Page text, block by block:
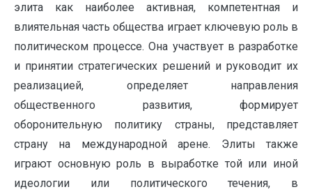
элита как наиболее активная, компетентная и
влиятельная часть общества играет ключевую роль в
политическом процессе. Она участвует в разработке
и принятии стратегических решений и руководит их
реализацией, определяет направления
общественного развития, формирует
оборонительную политику страны, представляет
страну на международной арене. Элиты также
играют основную роль в выработке той или иной
идеологии или политического течения, в